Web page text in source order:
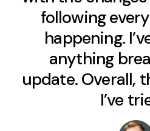
following
happening.
anything
update. Overall,
I’ve